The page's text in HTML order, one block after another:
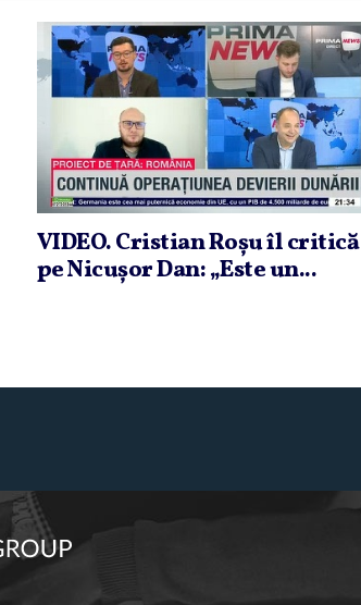
VIDEO. Cristian Roşu îl critică
pe Nicuşor Dan: „Este un...